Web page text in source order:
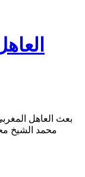
بعث العاهل
محمد الشيخ